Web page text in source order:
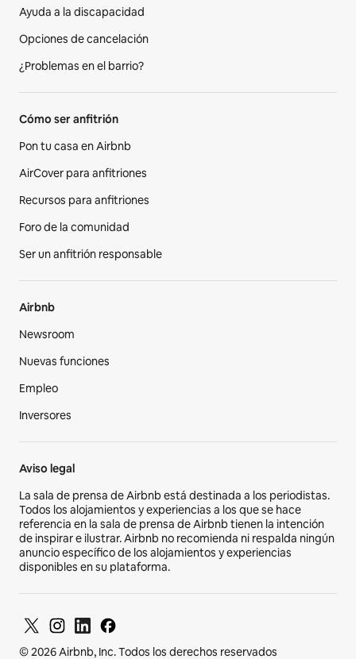
Ayuda a la discapacidad
Opciones de cancelación
¿Problemas en el barrio?
Cómo ser anfitrión
Pon tu casa en Airbnb
AirCover para anfitriones
Recursos para anfitriones
Foro de la comunidad
Ser un anfitrión responsable
Airbnb
Newsroom
Nuevas funciones
Empleo
Inversores
Aviso legal
La sala de prensa de Airbnb está destinada a los periodistas.
Todos los alojamientos y experiencias a los que se hace
referencia en la sala de prensa de Airbnb tienen la intención
de inspirar e ilustrar. Airbnb no recomienda ni respalda ningún
anuncio específico de los alojamientos y experiencias
disponibles en su plataforma.
© 2026 Airbnb, Inc. Todos los derechos reservados